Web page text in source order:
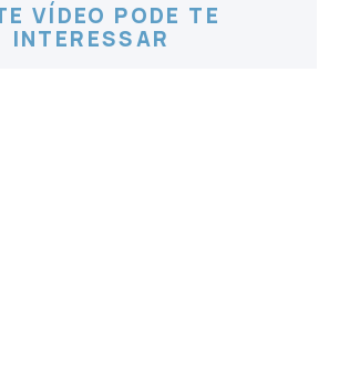
VÍDEO PODE TE
INTERESSAR